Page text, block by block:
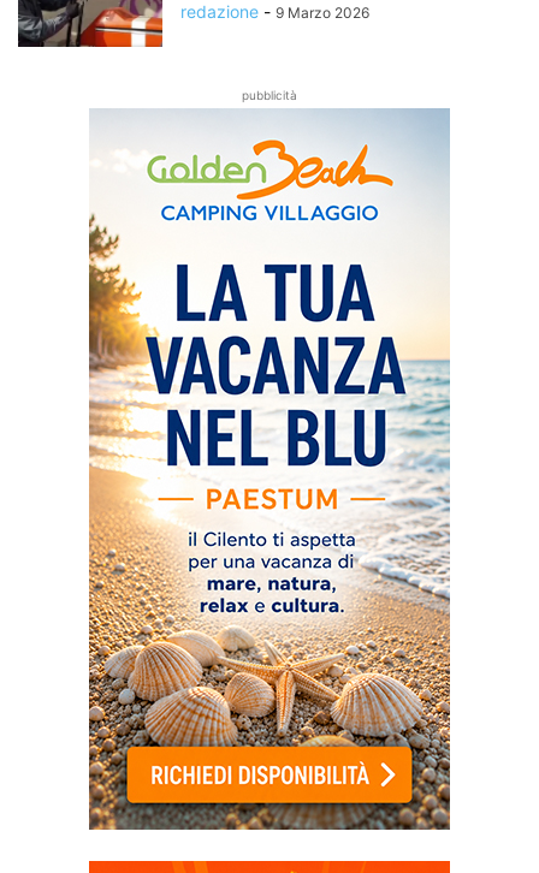
redazione - 9 Marzo 2026
pubblicità